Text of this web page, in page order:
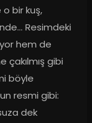
bir kuş,
Resimdeki
hem de
çakılmış gibi
böyle
resmi gibi:
dek